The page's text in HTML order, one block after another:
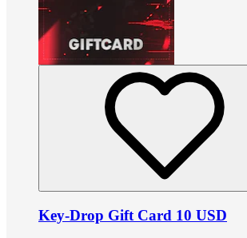
Key-Drop Gift Card 10 USD